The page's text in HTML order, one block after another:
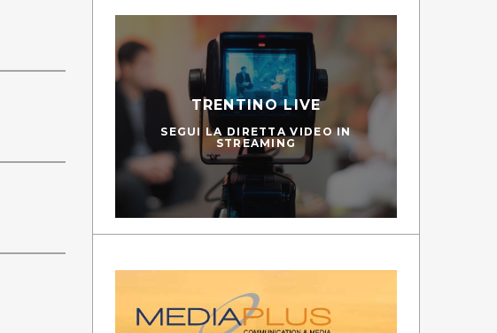
TRENTINO LIVE
SEGUI LA DIRETTA VIDEO IN
STREAMING